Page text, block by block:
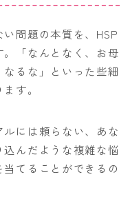
問題の本質を、HSP
「なんとなく、お母
るな」といった些細
す。
には頼らない、あな
んだような複雑な悩
てることができるの